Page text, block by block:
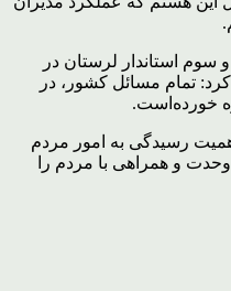
و سوم استاندار لرستان در
تمام مسائل کشور، در
خورده‌است.
رسیدگی به امور مردم
و همراهی با مردم را